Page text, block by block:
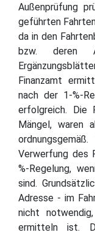
Außenprüfung
geführten
da in den
bzw. deren
Finanzamt
nach der 1-%-
erfolgreich. Die
Mängel, waren
Verwerfung des
%-Regelung,
sind.
Adresse - im
nicht
ermitteln ist.